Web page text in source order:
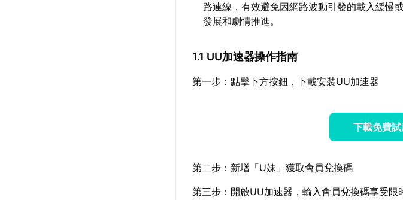
路連線，有效避免因網路波動引發的載入緩慢
發展和劇情推進。
1.1 UU加速器操作指南
第一步：點擊下方按鈕，下載安裝UU加速器
下載免費
第二步：新增「U妹」獲取會員兌換碼
第三步：開啟UU加速器，輸入會員兌換碼享受限